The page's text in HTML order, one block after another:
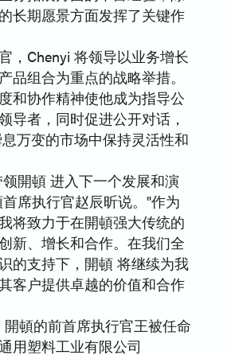
长期愿景方面发挥了关键作
，Chenyi 将领导以业务增长
品组合为重点的战略举措。
和协作精神使他成为指导公
导者，同时促进公开对话，
万变的市场中保持灵活性和
開頓 进入下一个发展和演
席执行官赵辰昕说。"作为
将致力于在開頓强大传统的
新、增长和合作。在我们全
的支持下，開頓 将继续为我
客户提供卓越的价值和合作
開頓的前首席执行官王被任命
用塑料工业有限公司